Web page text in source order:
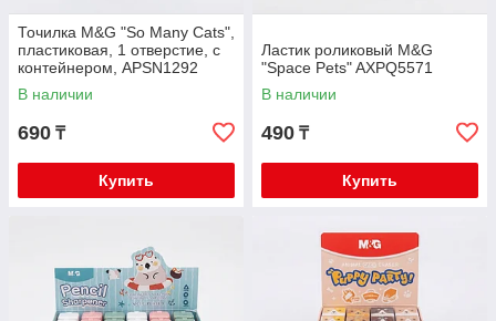
Точилка M&G "So Many Cats",
пластиковая, 1 отверстие, с
контейнером, APSN1292
В наличии
690 ₸
Купить
Ластик роликовый M&G
"Space Pets" AXPQ5571
В наличии
490 ₸
Купить